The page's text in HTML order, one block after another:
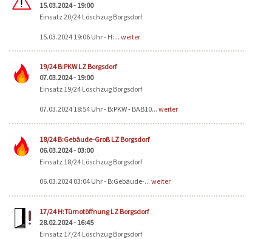
15.03.2024 - 19:00
Einsatz 20/24 Löschzug Borgsdorf
15.03.2024 19:06 Uhr - H:... weiter
19/24 B:PKW LZ Borgsdorf
07.03.2024 - 19:00
Einsatz 19/24 Löschzug Borgsdorf
07.03.2024 18:54 Uhr - B:PKW - BAB10... weiter
18/24 B:Gebäude-Groß LZ Borgsdorf
06.03.2024 - 03:00
Einsatz 18/24 Löschzug Borgsdorf
06.03.2024 03:04 Uhr - B:Gebäude-... weiter
17/24 H:Türnotöffnung LZ Borgsdorf
28.02.2024 - 16:45
Einsatz 17/24 Löschzug Borgsdorf